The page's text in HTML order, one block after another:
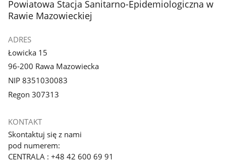
stopka
Powiatowa Stacja Sanitarno-Epidemiologiczna w
Rawie Mazowieckiej
ADRES
Łowicka 15
96-200 Rawa Mazowiecka
NIP 8351030083
Regon 307313
KONTAKT
Skontaktuj się z nami
pod numerem:
CENTRALA : +48 42 600 69 91